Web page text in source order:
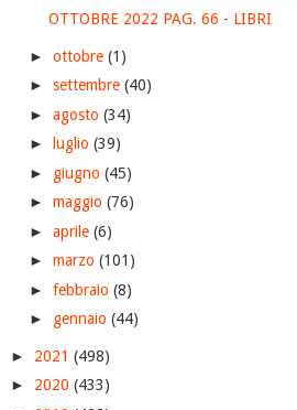
OTTOBRE 2022 PAG. 66 - LIBRI
► ottobre (1)
► settembre (40)
► agosto (34)
►
luglio (39)
► giugno (45)
► maggio (76)
► aprile (6)
► marzo (101)
► febbraio (8)
► gennaio (44)
► 2021 (498)
► 2020 (433)